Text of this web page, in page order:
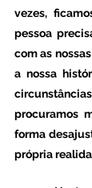
vezes,
pessoa
com as
a nossa
procuramos
forma
própria